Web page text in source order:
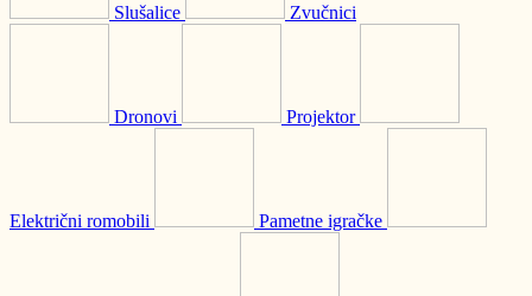
Slušalice Zvučnici
Dronovi Projektor
Električni romobili Pametne igračke